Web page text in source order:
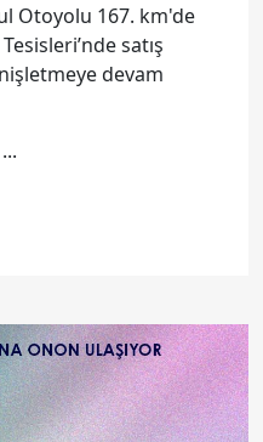
Otoyolu 167. km'de
satış
devam